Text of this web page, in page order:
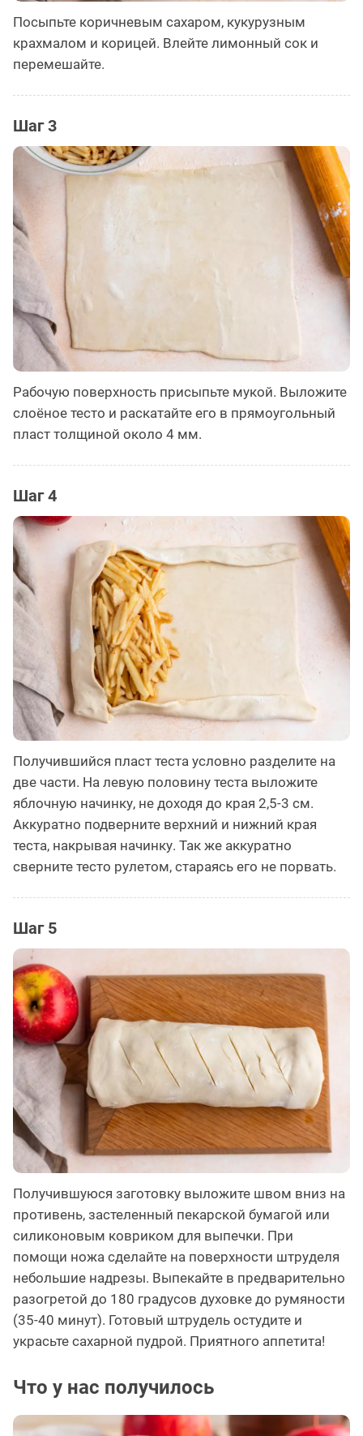
Посыпьте коричневым сахаром, кукурузным
крахмалом и корицей. Влейте лимонный сок и
перемешайте.
Шаг 3
Рабочую поверхность присыпьте мукой. Выложите
слоёное тесто и раскатайте его в прямоугольный
пласт толщиной около 4 мм.
Шаг 4
Получившийся пласт теста условно разделите на
две части. На левую половину теста выложите
яблочную начинку, не доходя до края 2,5-3 см.
Аккуратно подверните верхний и нижний края
теста, накрывая начинку. Так же аккуратно
сверните тесто рулетом, стараясь его не порвать.
Шаг 5
Получившуюся заготовку выложите швом вниз на
противень, застеленный пекарской бумагой или
силиконовым ковриком для выпечки. При
помощи ножа сделайте на поверхности штруделя
небольшие надрезы. Выпекайте в предварительно
разогретой до 180 градусов духовке до румяности
(35-40 минут). Готовый штрудель остудите и
украсьте сахарной пудрой. Приятного аппетита!
Что у нас получилось